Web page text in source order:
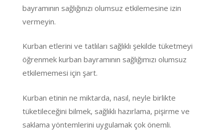
bayramının sağlığınızı olumsuz etkilemesine izin
vermeyin.
Kurban etlerini ve tatlıları sağlıklı şekilde tüketmeyi
öğrenmek kurban bayramının sağlığımızı olumsuz
etkilememesi için şart.
Kurban etinin ne miktarda, nasıl, neyle birlikte
tüketileceğini bilmek, sağlıklı hazırlama, pişirme ve
saklama yöntemlerini uygulamak çok önemli.